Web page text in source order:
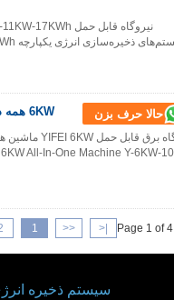
6KW همه در یک دستگاه 10KWh باتری قابل حمل نیروگاه 60 ′′ 500VDC حالا حرف بزن
Page 1 of 4
<
<<
1
سیستم ذخیره